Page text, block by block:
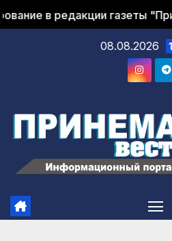
в редакции газеты
08.08.2026